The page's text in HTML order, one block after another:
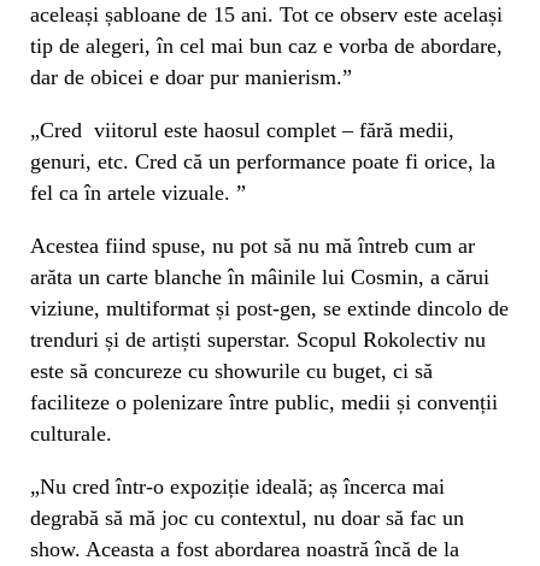
aceleași șabloane de 15 ani. Tot ce observ este același
tip de alegeri, în cel mai bun caz e vorba de abordare,
dar de obicei e doar pur manierism.”
„Cred viitorul este haosul complet – fără medii,
genuri, etc. Cred că un performance poate fi orice, la
fel ca în artele vizuale. ”
Acestea fiind spuse, nu pot să nu mă întreb cum ar
arăta un carte blanche în mâinile lui Cosmin, a cărui
viziune, multiformat și post-gen, se extinde dincolo de
trenduri și de artiști superstar. Scopul Rokolectiv nu
este să concureze cu showurile cu buget, ci să
faciliteze o polenizare între public, medii și convenții
culturale.
„Nu cred într-o expoziție ideală; aș încerca mai
degrabă să mă joc cu contextul, nu doar să fac un
show. Aceasta a fost abordarea noastră încă de la